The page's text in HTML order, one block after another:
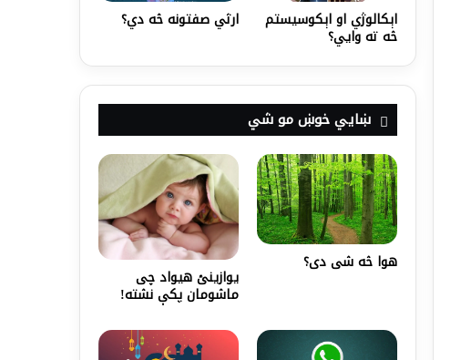
اېکالوژي او اېکوسیستم
څه ته وايي؟
ارثي صفتونه څه دي؟
ښايي خوښ مو شي
هوا څه شی دی؟
یوازینئ هیواد چی
ماشومان پکې نشته!